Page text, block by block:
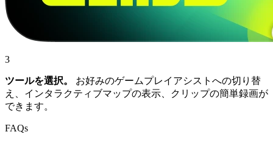
3
ツールを選択。
お好みのゲームプレイアシストへの切り替
え、インタラクティブマップの表示、クリップの簡単録画が
できます。
FAQs